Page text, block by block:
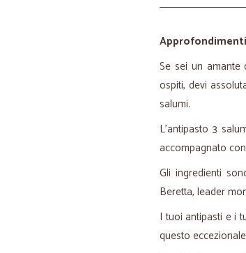
Approfondimenti
Se sei un
ospiti, devi
salumi.
L'antipasto 3
accompagnato
Gli ingredienti
Beretta, leader
I tuoi antipasti e i
questo